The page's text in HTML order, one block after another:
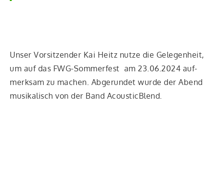
Unser Vor­sit­zen­der Kai Heitz nut­ze die Gele­gen­heit,
um auf das FWG-Som­mer­fest am 23.06.2024 auf­
merk­sam zu machen. Abge­run­det wur­de der Abend
musi­ka­lisch von der Band AcousticBlend.